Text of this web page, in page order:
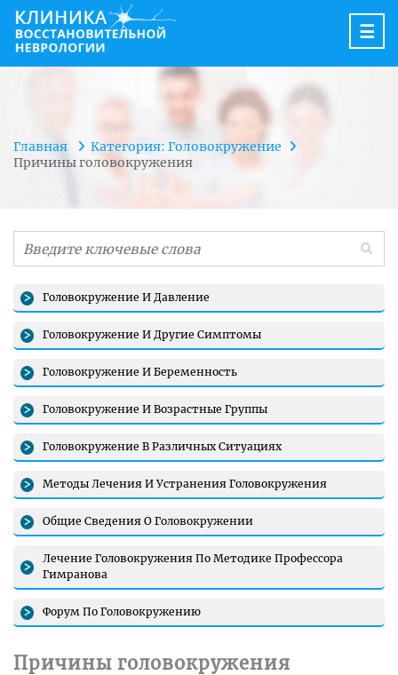
☰
Главная
Категория: Головокружение
Причины головокружения
Причины головокружения
Головокружение И Давление
Головокружение И Другие Симптомы
Головокружение И Беременность
Головокружение И Возрастные Группы
Головокружение В Различных Ситуациях
Методы Лечения И Устранения Головокружения
Общие Сведения О Головокружении
Лечение Головокружения По Методике Профессора
Гимранова
Форум По Головокружению